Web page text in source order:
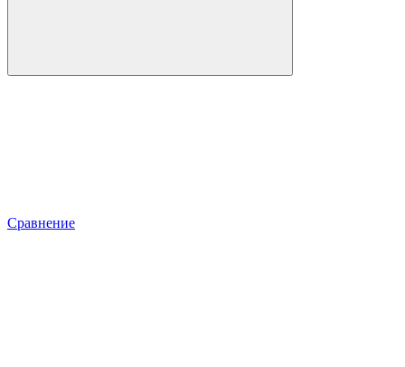
Сравнение